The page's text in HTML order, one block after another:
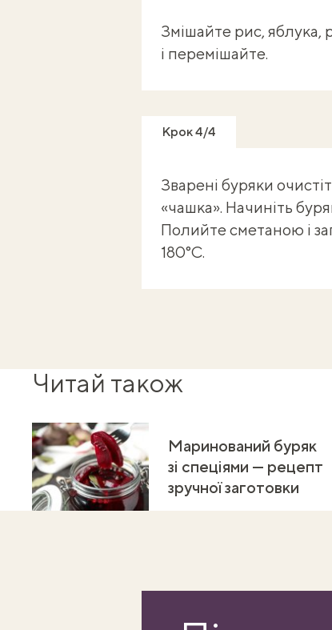
Змішайте рис, яблука,
і перемішайте.
Крок 4/4
Зварені буряки
«чашка». Начиніть
Полийте сметаною і
180°C.
Читай також
Маринований буряк
зі спеціями — рецепт
зручної заготовки